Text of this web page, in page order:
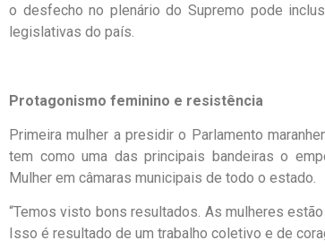
o desfecho no plenário do Supremo pode
legislativas do país.
Protagonismo feminino e resistência
Primeira mulher a presidir o Parlamento
tem como uma das principais bandeiras o
Mulher em câmaras municipais de todo o estado.
“Temos visto bons resultados. As mulheres
Isso é resultado de um trabalho coletivo e de